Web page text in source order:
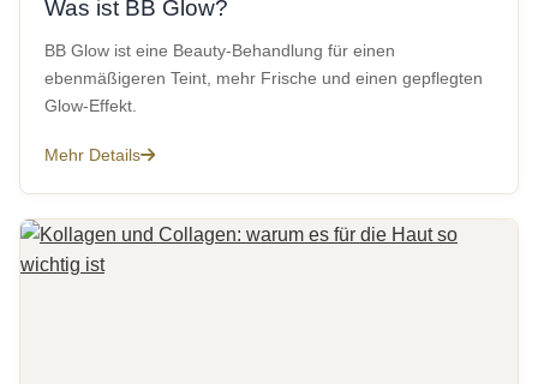
Was ist BB Glow?
BB Glow ist eine Beauty-Behandlung für einen
ebenmäßigeren Teint, mehr Frische und einen gepflegten
Glow-Effekt.
Mehr Details